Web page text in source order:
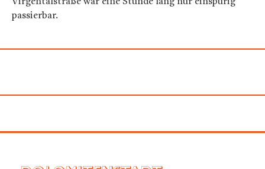
passierbar.